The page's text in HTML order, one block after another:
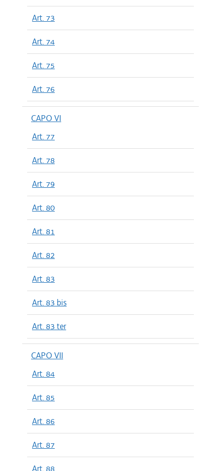
Art. 73
Art. 74
Art. 75
Art. 76
CAPO VI
Art. 77
Art. 78
Art. 79
Art. 80
Art. 81
Art. 82
Art. 83
Art. 83 bis
Art. 83 ter
CAPO VII
Art. 84
Art. 85
Art. 86
Art. 87
Art. 88